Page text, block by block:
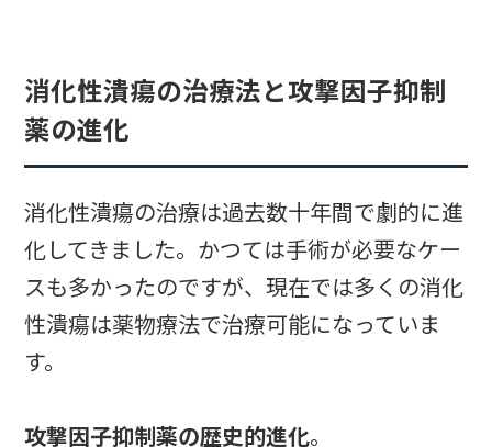
消化性潰瘍の治療法と攻撃因子抑制
薬の進化
消化性潰瘍の治療は過去数十年間で劇的に進
化してきました。かつては手術が必要なケー
スも多かったのですが、現在では多くの消化
性潰瘍は薬物療法で治療可能になっていま
す。
攻撃因子抑制薬の歴史的進化。